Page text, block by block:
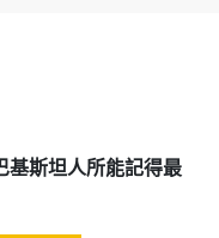
基斯坦人所能記得最